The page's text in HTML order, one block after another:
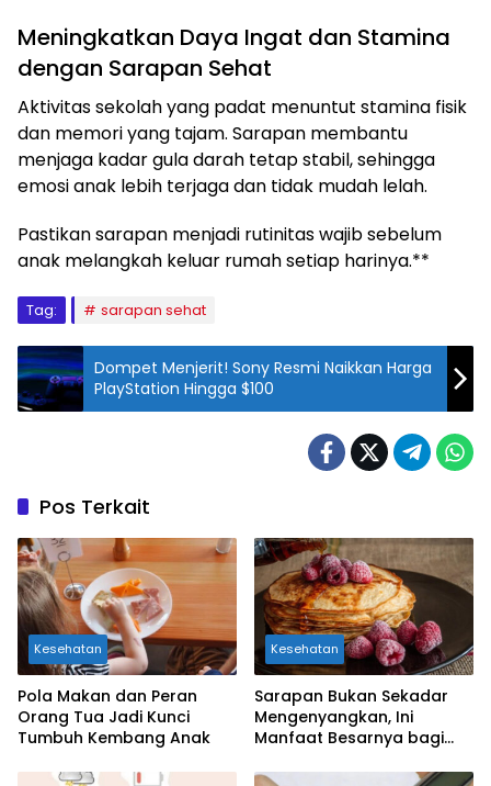
Meningkatkan Daya Ingat dan Stamina
dengan Sarapan Sehat
Aktivitas sekolah yang padat menuntut stamina fisik
dan memori yang tajam. Sarapan membantu
menjaga kadar gula darah tetap stabil, sehingga
emosi anak lebih terjaga dan tidak mudah lelah.
Pastikan sarapan menjadi rutinitas wajib sebelum
anak melangkah keluar rumah setiap harinya.**
Tag: sarapan sehat
Dompet Menjerit! Sony Resmi Naikkan Harga
PlayStation Hingga $100
Pos Terkait
Kesehatan
Pola Makan dan Peran
Orang Tua Jadi Kunci
Tumbuh Kembang Anak
Kesehatan
Sarapan Bukan Sekadar
Mengenyangkan, Ini
Manfaat Besarnya bagi